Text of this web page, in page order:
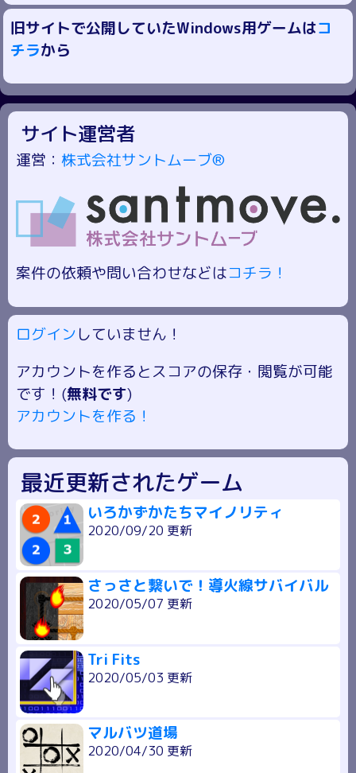
旧サイトで公開していたWindows用ゲームはコ
チラから
サイト運営者
運営： 株式会社サントムーブ®
案件の依頼や問い合わせなどはコチラ！
ログインしていません！
アカウントを作るとスコアの保存・閲覧が可能
です！(無料です)
アカウントを作る！
最近更新されたゲーム
いろかずかたちマイノリティ
2020/09/20 更新
さっさと繋いで！導火線サバイバル
2020/05/07 更新
Tri Fits
2020/05/03 更新
マルバツ道場
2020/04/30 更新